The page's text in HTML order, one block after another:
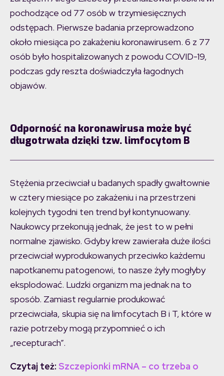
pochodzące od 77 osób w trzymiesięcznych
odstępach. Pierwsze badania przeprowadzono
około miesiąca po zakażeniu koronawirusem. 6 z 77
osób było hospitalizowanych z powodu COVID-19,
podczas gdy reszta doświadczyła łagodnych
objawów.
Odporność na koronawirusa może być
długotrwała dzięki tzw. limfocytom B
Stężenia przeciwciał u badanych spadły gwałtownie
w cztery miesiące po zakażeniu i na przestrzeni
kolejnych tygodni ten trend był kontynuowany.
Naukowcy przekonują jednak, że jest to w pełni
normalne zjawisko. Gdyby krew zawierała duże ilości
przeciwciał wyprodukowanych przeciwko każdemu
napotkanemu patogenowi, to nasze żyły mogłyby
eksplodować. Ludzki organizm ma jednak na to
sposób. Zamiast regularnie produkować
przeciwciała, skupia się na limfocytach B i T, które w
razie potrzeby mogą przypomnieć o ich
„recepturach”.
Czytaj też: Szczepionki mRNA – co trzeba o